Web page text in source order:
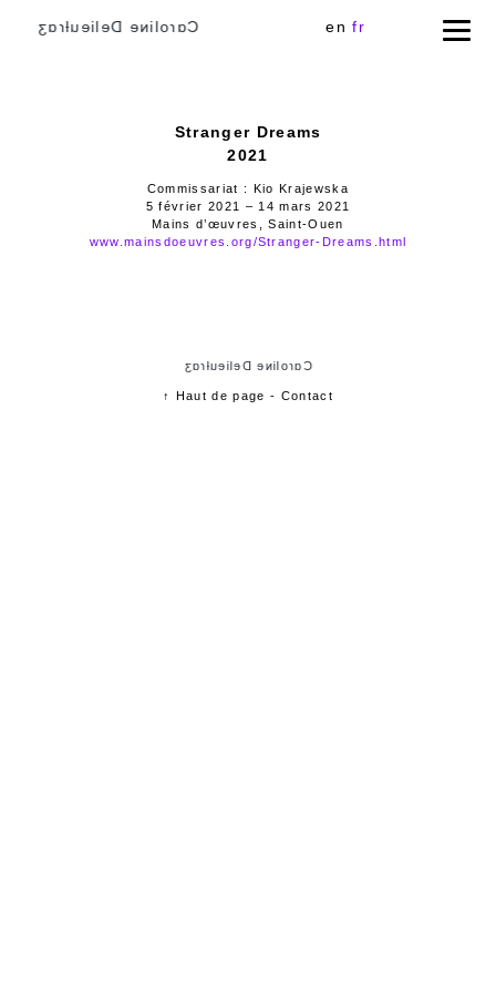
Cɑɾoliɴe Delieuƚɾɑʒ en fr
Stranger Dreams
2021
Commissariat : Kio Krajewska
5 février 2021 – 14 mars 2021
Mains d’œuvres, Saint-Ouen
www.mainsdoeuvres.org/Stranger-Dreams.html
Cɑɾoliɴe Delieuƚɾɑʒ
↑ Haut de page - Contact